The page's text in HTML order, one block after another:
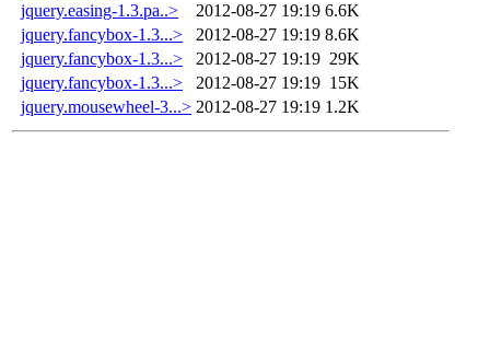
jquery.easing-1.3.pa..>
2012-08-27 19:19 6.6K
jquery.fancybox-1.3...>
2012-08-27 19:19 8.6K
jquery.fancybox-1.3...>
2012-08-27 19:19 29K
jquery.fancybox-1.3...>
2012-08-27 19:19 15K
jquery.mousewheel-3...> 2012-08-27 19:19 1.2K